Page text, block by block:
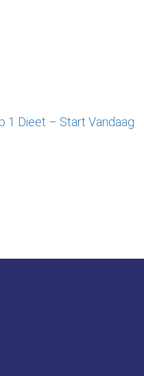
1 Dieet – Start Vandaag